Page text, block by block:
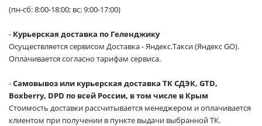
(пн-сб: 8:00-18:00; вс: 9:00-17:00)
- Курьерская доставка по Геленджику
Осуществляется сервисом Доставка - Яндекс.Такси (Яндекс GO).
Оплачивается согласно тарифам сервиса.
-Самовывоз или курьерская доставка ТК СДЭК, GTD,
Boxberry, DPD по всей России, в том числе в Крым
Стоимость доставки рассчитывается менеджером и оплачивается
клиентом при получении в пункте выдачи выбранной ТК.